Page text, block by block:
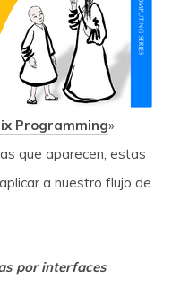
Programming»
que aparecen, estas
a nuestro flujo de
por interfaces